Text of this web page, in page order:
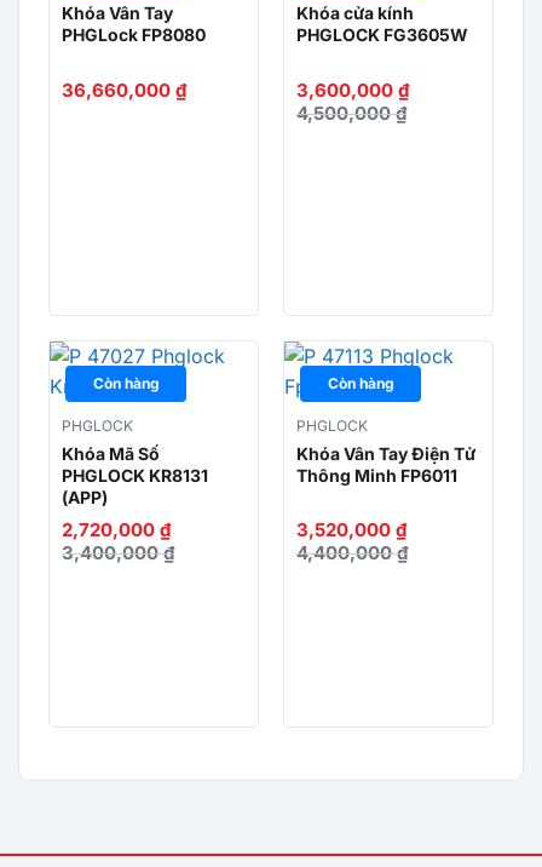
Khóa Vân Tay
PHGLock FP8080
36,660,000 ₫
Khóa cửa kính
PHGLOCK FG3605W
3,600,000 ₫
4,500,000₫
Còn hàng
PHGLOCK
Khóa Mã Số
PHGLOCK KR8131
(APP)
2,720,000 ₫
3,400,000₫
Còn hàng
PHGLOCK
Khóa Vân Tay Điện Tử
Thông Minh FP6011
3,520,000 ₫
4,400,000₫